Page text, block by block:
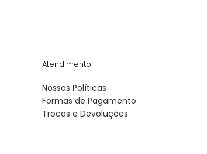
Atendimento
Nossas Políticas
Formas de Pagamento
Trocas e Devoluções